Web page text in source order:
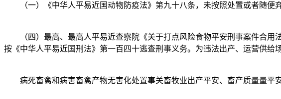
（一）《中华人平易近国动物防疫法》第九十八条，未按照处置或者随便
（四）最高、最高人平易近查察院《关于打点风险食物平安刑事案件合用
按《中华人平易近国刑法》第一百四十逃查刑事义务。为违法出产、运营供
病死畜禽和病害畜禽产物无害化处置事关畜牧业出产平安、畜产质量量平